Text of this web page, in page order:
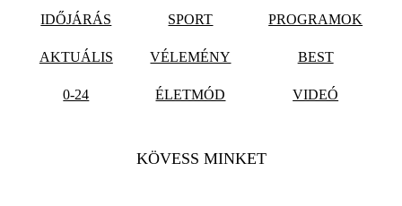
IDŐJÁRÁS SPORT PROGRAMOK
AKTUÁLIS VÉLEMÉNY BEST
0-24 ÉLETMÓD VIDEÓ
KÖVESS MINKET